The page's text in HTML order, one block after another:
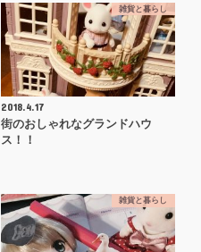
雑貨と暮らし
2018.4.17
街のおしゃれなグランドハウ
ス！！
雑貨と暮らし